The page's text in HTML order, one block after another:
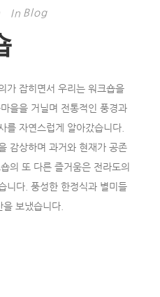
In Blog
가 잡히면서 우리는 워크숍을
을을 거닐며 전통적인 풍경과
를 자연스럽게 알아갔습니다.
감상하며 과거와 현재가 공존
의 또 다른 즐거움은 전라도의
니다. 풍성한 한정식과 별미들
보냈습니다.